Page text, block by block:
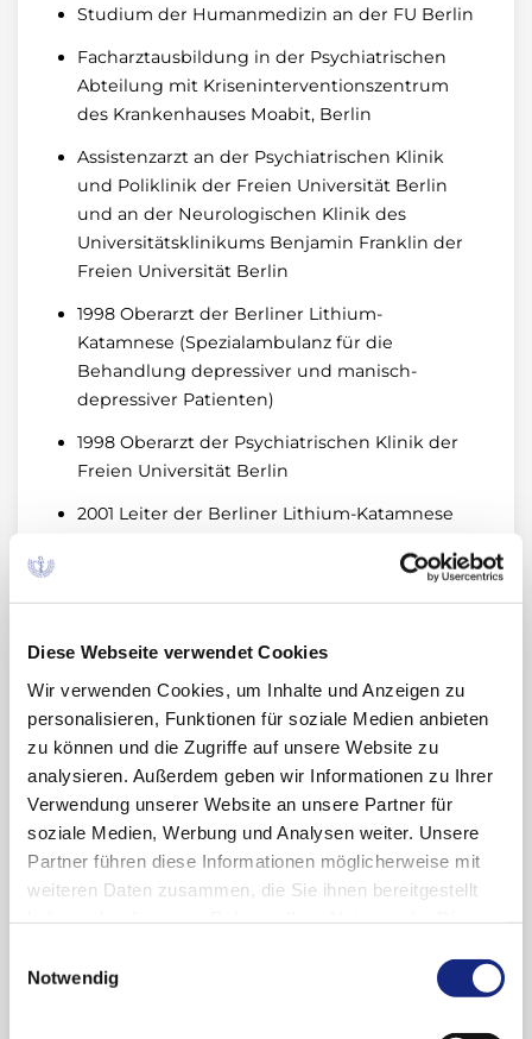
Diese Webseite verwendet Cookies
Wir verwenden Cookies, um Inhalte und Anzeigen zu
personalisieren, Funktionen für soziale Medien anbieten
zu können und die Zugriffe auf unsere Website zu
analysieren. Außerdem geben wir Informationen zu Ihrer
Verwendung unserer Website an unsere Partner für
soziale Medien, Werbung und Analysen weiter. Unsere
Partner führen diese Informationen möglicherweise mit
weiteren Daten zusammen, die Sie ihnen bereitgestellt
Cookies, wenn Sie unsere Webseite weiterhin
Notwendig
Studium der Humanmedizin an der FU Berlin
Facharztausbildung in der Psychiatrischen
Abteilung mit Kriseninterventionszentrum
des Krankenhauses Moabit, Berlin
Assistenzarzt an der Psychiatrischen Klinik
und Poliklinik der Freien Universität Berlin
und an der Neurologischen Klinik des
Universitätsklinikums Benjamin Franklin der
Freien Universität Berlin
1998 Oberarzt der Berliner Lithium-
Katamnese (Spezialambulanz für die
Behandlung depressiver und manisch-
depressiver Patienten)
1998 Oberarzt der Psychiatrischen Klinik der
Freien Universität Berlin
2001 Leiter der Berliner Lithium-Katamnese
2002-2004 Oberarzt der Klinik und Poliklinik
Poliklinik
2003 Habilitation für Psychiatrie und
Psychotherapie an der Technischen
Universität Dresden über das Thema
"Lithiumaugmentation: Klinische und
neuroendokrinologische Untersuchungen"
2004-2009 Chefarzt der Abteilung Psychiatrie
und Psychotherapie des Jüdischen
Krankenhauses Berlin
Psychiatrie der Schlosspark-Klinik Berlin